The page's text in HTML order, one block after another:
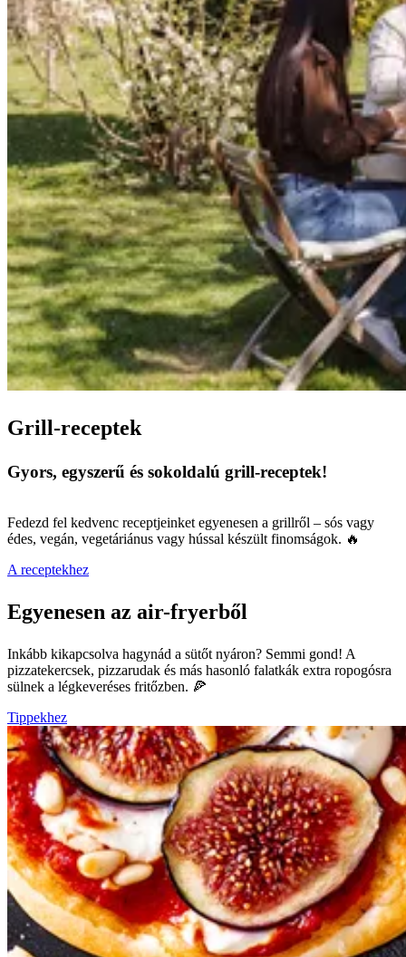
Grill-receptek
Gyors, egyszerű és sokoldalú grill-receptek!
Fedezd fel kedvenc receptjeinket egyenesen a grillről – sós vagy
édes, vegán, vegetáriánus vagy hússal készült finomságok. 🔥
A receptekhez
Egyenesen az air-fryerből
Inkább kikapcsolva hagynád a sütőt nyáron? Semmi gond! A
pizzatekercsek, pizzarudak és más hasonló falatkák extra ropogósra
sülnek a légkeveréses fritőzben. 🍕
Tippekhez